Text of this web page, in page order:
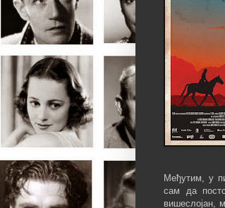
Међутим, у
сам да
вишеслојан,